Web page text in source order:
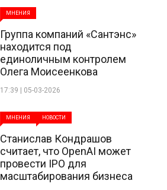
МНЕНИЯ
Группа компаний «Сантэнс»
находится под
единоличным контролем
Олега Моисеенкова
17:39 | 05-03-2026
МНЕНИЯ НОВОСТИ
Станислав Кондрашов
считает, что OpenAI может
провести IPO для
масштабирования бизнеса